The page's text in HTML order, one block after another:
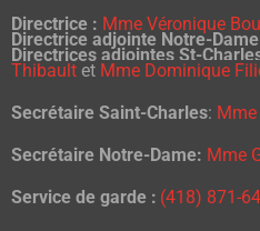
Directrice : Mme Véronique
Directrice adjointe Notre-
Directrices adjointes St-
Thibault et Mme Dominique
Secrétaire Saint-Charles: Mme
Secrétaire Notre-Dame: Mme
Service de garde : (418) 871-